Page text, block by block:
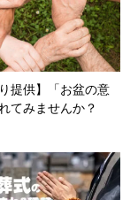
提供】「お盆の意
てみませんか？